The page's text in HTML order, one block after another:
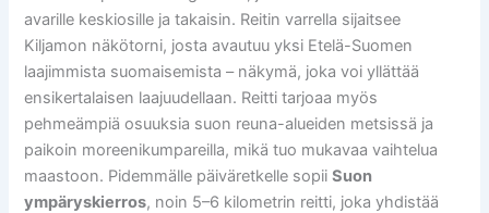
avarille keskiosille ja takaisin. Reitin varrella sijaitsee
Kiljamon näkötorni, josta avautuu yksi Etelä-Suomen
laajimmista suomaisemista – näkymä, joka voi yllättää
ensikertalaisen laajuudellaan. Reitti tarjoaa myös
pehmeämpiä osuuksia suon reuna-alueiden metsissä ja
paikoin moreenikumpareilla, mikä tuo mukavaa vaihtelua
maastoon. Pidemmälle päiväretkelle sopiiSuon
ympäryskierros, noin 5–6 kilometrin reitti, joka yhdistää